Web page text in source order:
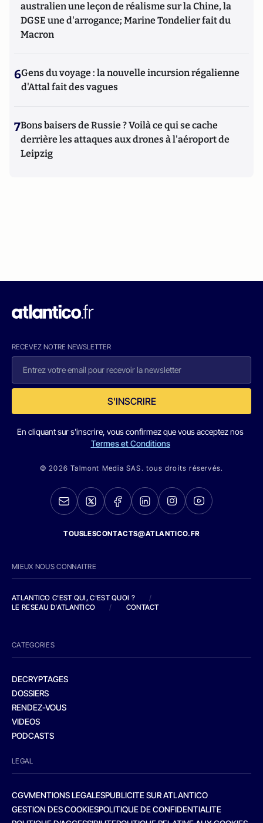
australien une leçon de réalisme sur la Chine, la
DGSE une d'arrogance; Marine Tondelier fait du
Macron
6Gens du voyage : la nouvelle incursion régalienne
d'Attal fait des vagues
7Bons baisers de Russie ? Voilà ce qui se cache
derrière les attaques aux drones à l'aéroport de
Leipzig
RECEVEZ NOTRE NEWSLETTER
S'INSCRIRE
En cliquant sur s'inscrire, vous confirmez que vous acceptez nos
Termes et Conditions
© 2026 Talmont Media SAS. tous droits réservés.
TOUSLESCONTACTS@ATLANTICO.FR
MIEUX NOUS CONNAITRE
ATLANTICO C'EST QUI, C'EST QUOI ?
/
LE RESEAU D'ATLANTICO
/ CONTACT
CATEGORIES
DECRYPTAGES
DOSSIERS
RENDEZ-VOUS
VIDEOS
PODCASTS
LEGAL
CGVMENTIONS LEGALESPUBLICITE SUR ATLANTICO
GESTION DES COOKIESPOLITIQUE DE CONFIDENTIALITE